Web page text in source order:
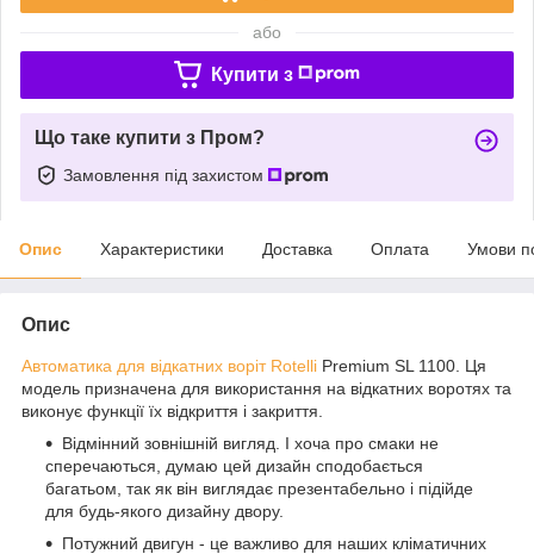
або
Купити з
Що таке купити з Пром?
Замовлення під захистом
Опис Характеристики Доставка Оплата Умови
Опис
Автоматика для відкатних воріт Rotelli Premium SL 1100. Ця
модель призначена для використання на відкатних воротях та
виконує функції їх відкриття і закриття.
Відмінний зовнішній вигляд. І хоча про смаки не
сперечаються, думаю цей дизайн сподобається
багатьом, так як він виглядає презентабельно і підійде
для будь-якого дизайну двору.
Потужний двигун - це важливо для наших кліматичних